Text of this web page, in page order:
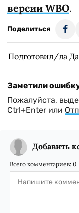
версии WBO.
Поделиться
Подготовил/ла
Заметили
Пожалуйста,
Ctrl+Enter или
Добавить
Всего комментариев: 0